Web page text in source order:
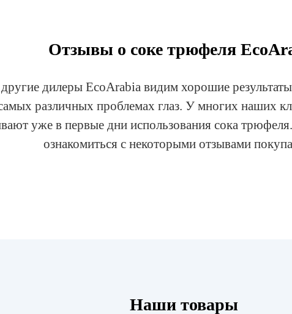
Отзывы о соке трюфеля
дилеры EcoArabia видим хорошие
различных проблемах глаз. У многих наших
уже в первые дни использования сока
ознакомиться с некоторыми отзывами
Наши товары